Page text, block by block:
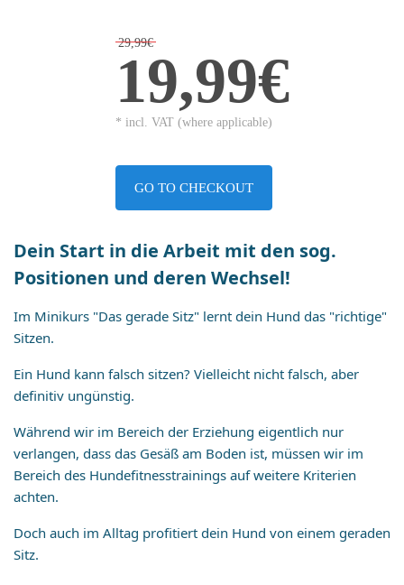
29,99€
19,99€
* incl. VAT (where applicable)
GO TO CHECKOUT
Dein Start in die Arbeit mit den sog.
Positionen und deren Wechsel!
Im Minikurs "Das gerade Sitz" lernt dein Hund das "richtige"
Sitzen.
Ein Hund kann falsch sitzen? Vielleicht nicht falsch, aber
definitiv ungünstig.
Während wir im Bereich der Erziehung eigentlich nur
verlangen, dass das Gesäß am Boden ist, müssen wir im
Bereich des Hundefitnesstrainings auf weitere Kriterien
achten.
Doch auch im Alltag profitiert dein Hund von einem geraden
Sitz.